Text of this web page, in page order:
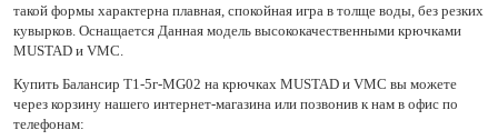
такой формы характерна плавная, спокойная игра в толще воды, без резких
кувырков. Оснащается Данная модель высококачественными крючками
MUSTAD и VMC.
Купить Балансир Т1-5г-MG02 на крючках MUSTAD и VMC вы можете
через корзину нашего интернет-магазина или позвонив к нам в офис по
телефонам: